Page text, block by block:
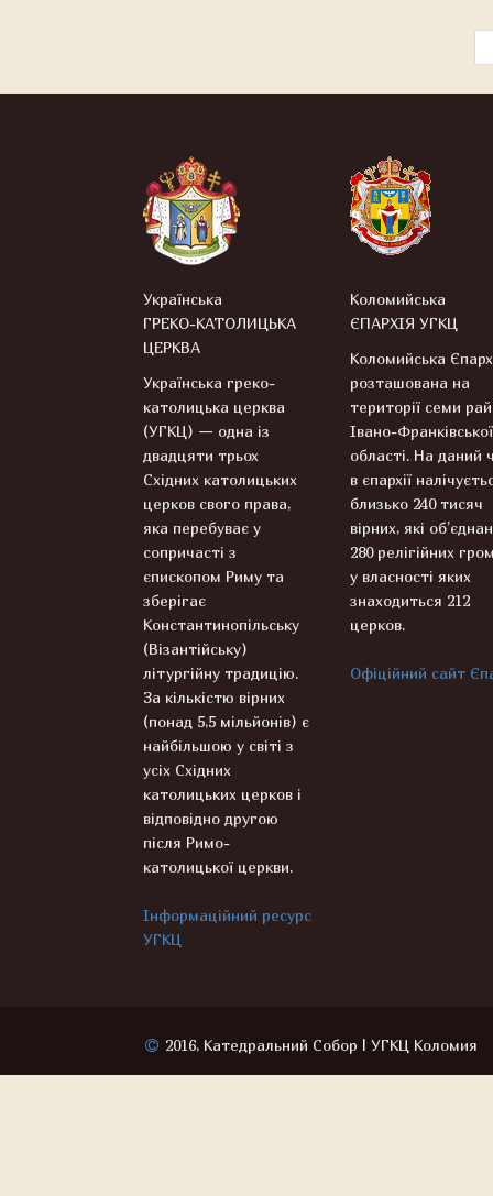
Українська
ГРЕКО-КАТОЛИЦЬКА
ЦЕРКВА
Українська греко-
католицька церква
(УГКЦ) — одна із
двадцяти трьох
Східних католицьких
церков свого права,
яка перебуває у
сопричасті з
єпископом Риму та
зберігає
Константинопільську
(Візантійську)
літургійну традицію.
За кількістю вірних
(понад 5,5 мільйонів) є
найбільшою у світі з
усіх Східних
католицьких церков і
відповідно другою
після Римо-
католицької церкви.
Інформаційний ресурс
УГКЦ
Коломийська
ЄПАРХІЯ УГКЦ
Коломийська
розташована на
території семи
Івано-Франківської
області. На даний
в єпархії
близько 240 тисяч
вірних, які
280 релігійних
у власності яких
знаходиться 212
церков.
Офіційний сайт
2016, Катедральний Собор | УГКЦ Коломия